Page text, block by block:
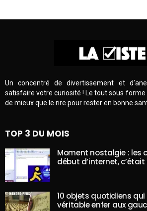
Un concentré de divertissement et
satisfaire votre curiosité ! Le tout sous forme
de mieux que le rire pour rester en bonne
TOP 3 DU MOIS
Moment nostalgie : les
début d’internet, c’était
10 objets quotidiens
véritable enfer aux